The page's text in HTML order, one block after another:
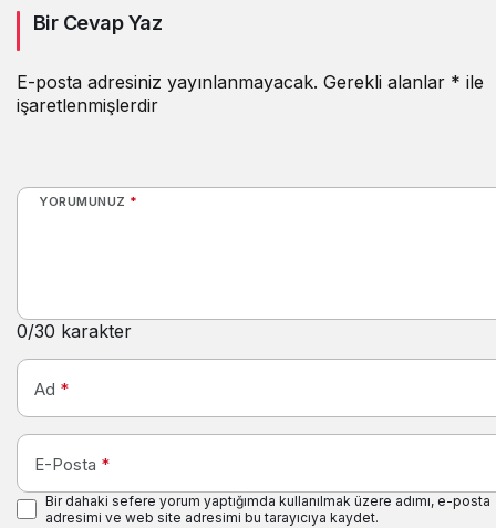
Bir Cevap Yaz
E-posta adresiniz yayınlanmayacak. Gerekli alanlar * ile
işaretlenmişlerdir
YORUMUNUZ *
0/30 karakter
Ad *
E-Posta *
Bir dahaki sefere yorum yaptığımda kullanılmak üzere adımı, e-posta
adresimi ve web site adresimi bu tarayıcıya kaydet.